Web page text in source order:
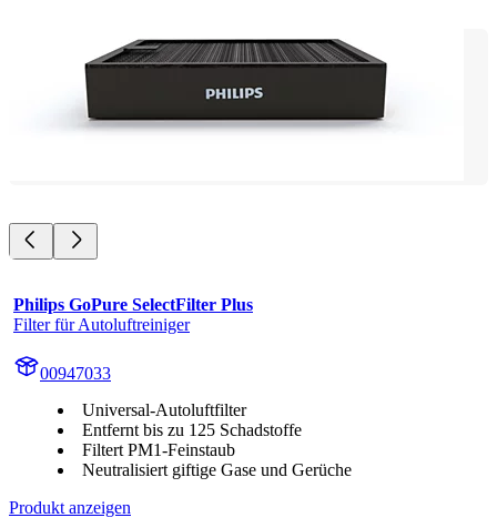
Philips GoPure SelectFilter Plus
Filter für Autoluftreiniger
00947033
Universal-Autoluftfilter
Entfernt bis zu 125 Schadstoffe
Filtert PM1-Feinstaub
Neutralisiert giftige Gase und Gerüche
Produkt anzeigen